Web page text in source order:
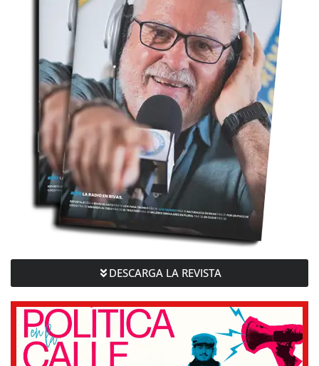
DESCARGA LA REVISTA